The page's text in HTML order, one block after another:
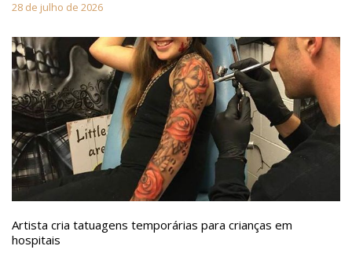
28 de julho de 2026
Artista cria tatuagens temporárias para crianças em
hospitais